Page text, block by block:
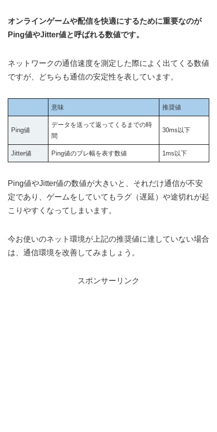
オンラインゲームや配信を快適にするために重要なのが
Ping値やJitter値と呼ばれる数値です。
ネットワークの通信速度を測定した際によく出てくる数値
ですが、どちらも通信の安定性を表しています。
意味 推奨値
Ping値
データを送って返ってくるまでの時
間
30ms以下
Jitter値 Ping値のブレ幅を表す数値 1ms以下
Ping値やJitter値の数値が大きいと、それだけ通信が不安
定であり、ゲームをしていてもラグ（遅延）や途切れが起
こりやすくなってしまいます。
今お使いのネット環境が上記の推奨値に達していない場合
は、通信環境を改善してみましょう。
スポンサーリンク